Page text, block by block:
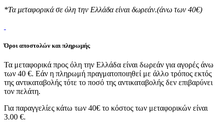
*Τα μεταφορικά σε όλη την Ελλάδα είναι δωρεάν.(άνω των 40€)
Όροι αποστολών και πληρωμής
Τα μεταφορικά προς όλη την Ελλάδα είναι δωρεάν για αγορές άνω
των 40 €. Εάν η πληρωμή πραγματοποιηθεί με άλλο τρόπος εκτός
της αντικαταβολής τότε το ποσό της αντικαταβολής δεν επιβαρύνει
τον πελάτη.
Για παραγγελίες κάτω των 40€ το κόστος των μεταφορικών είναι
3.00 €.